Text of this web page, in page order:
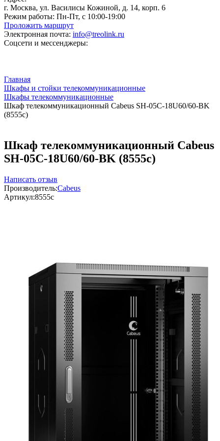
г. Москва, ул. Василисы Кожиной, д. 14, корп. 6
Режим работы: Пн-Пт, с 10:00-19:00
Проложить маршрут
Электронная почта: info@treolink.ru
Соцсети и мессенджеры:
Главная
Шкафы и стойки телекоммуникационные
Шкафы телекоммуникационные
Шкаф телекоммуникационный Cabeus SH-05C-18U60/60-BK
(8555c)
Шкаф телекоммуникационный Cabeus
SH-05C-18U60/60-BK (8555c)
Написать отзыв
Производитель:Cabeus
Артикул:8555c